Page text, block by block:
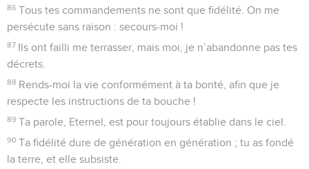
86 Tous tes commandements ne sont que fidélité. On me
persécute sans raison : secours-moi !
87 Ils ont failli me terrasser, mais moi, je n’abandonne pas tes
décrets.
88 Rends-moi la vie conformément à ta bonté, afin que je
respecte les instructions de ta bouche !
89 Ta parole, Eternel, est pour toujours établie dans le ciel.
90 Ta fidélité dure de génération en génération ; tu as fondé
la terre, et elle subsiste.